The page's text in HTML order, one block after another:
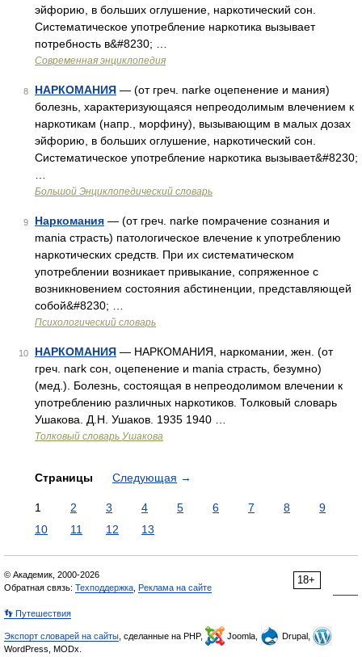
эйфорию, в больших оглушение, наркотический сон.
Систематическое употребление наркотика вызывает
потребность в&#8230; …
Современная энциклопедия
8 НАРКОМАНИЯ — (от греч. narke оцепенение и мания)
болезнь, характеризующаяся непреодолимым влечением к
наркотикам (напр., морфину), вызывающим в малых дозах
эйфорию, в больших оглушение, наркотический сон.
Систематическое употребление наркотика вызывает&#8230;
Большой Энциклопедический словарь
9 Наркомания — (от греч. narke помрачение сознания и
mania страсть) патологическое влечение к употреблению
наркотических средств. При их систематическом
употреблении возникает привыкание, сопряженное с
возникновением состояния абстиненции, представляющей
собой&#8230; …
Психологический словарь
10 НАРКОМАНИЯ — НАРКОМАНИЯ, наркомании, жен. (от
греч. nark сон, оцепенение и mania страсть, безумно)
(мед.). Болезнь, состоящая в непреодолимом влечении к
употреблению различных наркотиков. Толковый словарь
Ушакова. Д.Н. Ушаков. 1935 1940 …
Толковый словарь Ушакова
Страницы Следующая →
1 2 3 4 5 6 7 8
9
10
11 12 13
18+
© Академик, 2000-2026
Обратная связь: Техподдержка Реклама на сайте
👣 Путешествия
Экспорт словарей на сайты , сделанные на PHP, Joomla,
Drupal,
WordPress, MODx.